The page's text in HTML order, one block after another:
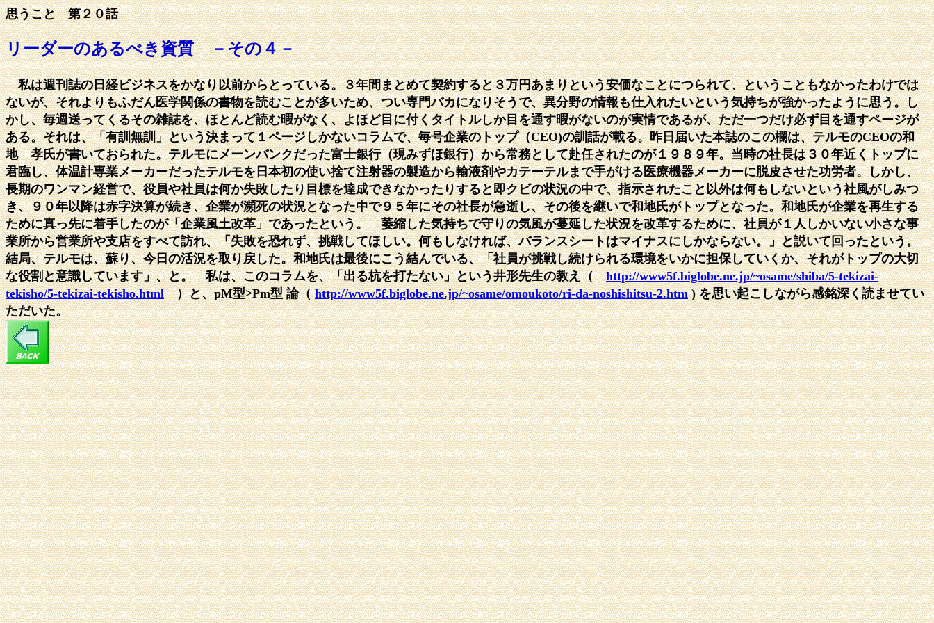
思うこと 第２０話
リーダーのあるべき資質 －その４－
私は週刊誌の日経ビジネスをかなり以前からとっている。３年間まとめて契約すると３万円あまりという安価なことにつられて、ということもなかったわけでは
ないが、それよりもふだん医学関係の書物を読むことが多いため、つい専門バカになりそうで、異分野の情報も仕入れたいという気持ちが強かったように思う。し
かし、毎週送ってくるその雑誌を、ほとんど読む暇がなく、よほど目に付くタイトルしか目を通す暇がないのが実情であるが、ただ一つだけ必ず目を通すページが
ある。それは、「有訓無訓」という決まって１ページしかないコラムで、毎号企業のトップ（CEO)の訓話が載る。昨日届いた本誌のこの欄は、テルモのCEOの和
地 孝氏が書いておられた。テルモにメーンバンクだった富士銀行（現みずほ銀行）から常務として赴任されたのが１９８９年。当時の社長は３０年近くトップに
君臨し、体温計専業メーカーだったテルモを日本初の使い捨て注射器の製造から輸液剤やカテーテルまで手がける医療機器メーカーに脱皮させた功労者。しかし、
長期のワンマン経営で、役員や社員は何か失敗したり目標を達成できなかったりすると即クビの状況の中で、指示されたこと以外は何もしないという社風がしみつ
き、９０年以降は赤字決算が続き、企業が瀕死の状況となった中で９５年にその社長が急逝し、その後を継いで和地氏がトップとなった。和地氏が企業を再生する
ために真っ先に着手したのが「企業風土改革」であったという。 萎縮した気持ちで守りの気風が蔓延した状況を改革するために、社員が１人しかいない小さな事
業所から営業所や支店をすべて訪れ、「失敗を恐れず、挑戦してほしい。何もしなければ、バランスシートはマイナスにしかならない。」と説いて回ったという。
結局、テルモは、蘇り、今日の活況を取り戻した。和地氏は最後にこう結んでいる、「社員が挑戦し続けられる環境をいかに担保していくか、それがトップの大切
な役割と意識しています」、と。 私は、このコラムを、「出る杭を打たない」という井形先生の教え（http://www5f.biglobe.ne.jp/~osame/shiba/5-tekizai-
tekisho/5-tekizai-tekisho.html）と、pM型>Pm型 論（http://www5f.biglobe.ne.jp/~osame/omoukoto/ri-da-noshishitsu-2.htm) を思い起こしながら感銘深く読ませてい
ただいた。